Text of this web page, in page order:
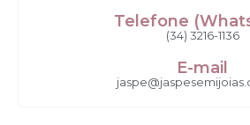
Telefone
(34) 3216-1136
E-mail